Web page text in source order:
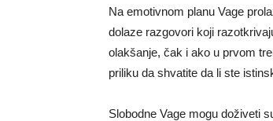
Na emotivnom planu Vage
dolaze razgovori koji
olakšanje, čak i ako u prvom
priliku da shvatite da li ste
Slobodne Vage mogu doživeti